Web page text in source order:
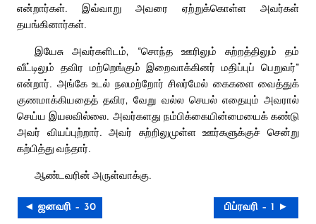
என்றார்கள். இவ்வாறு அவரை ஏற்றுக்கொள்ள அவர்கள்
தயங்கினார்கள்.
இயேசு அவர்களிடம், “சொந்த ஊரிலும் சுற்றத்திலும் தம்
வீட்டிலும் தவிர மற்றெங்கும் இறைவாக்கினர் மதிப்புப் பெறுவர்”
என்றார். அங்கே உடல் நலமற்றோர் சிலர்மேல் கைகளை வைத்துக்
குணமாக்கியதைத் தவிர, வேறு வல்ல செயல் எதையும் அவரால்
செய்ய இயலவில்லை. அவர்களது நம்பிக்கையின்மையைக் கண்டு
அவர் வியப்புற்றார். அவர் சுற்றிலுமுள்ள ஊர்களுக்குச் சென்று
கற்பித்து வந்தார்.
ஆண்டவரின் அருள்வாக்கு.
◄ ஜனவரி – 30 பிப்ரவரி – 1 ►